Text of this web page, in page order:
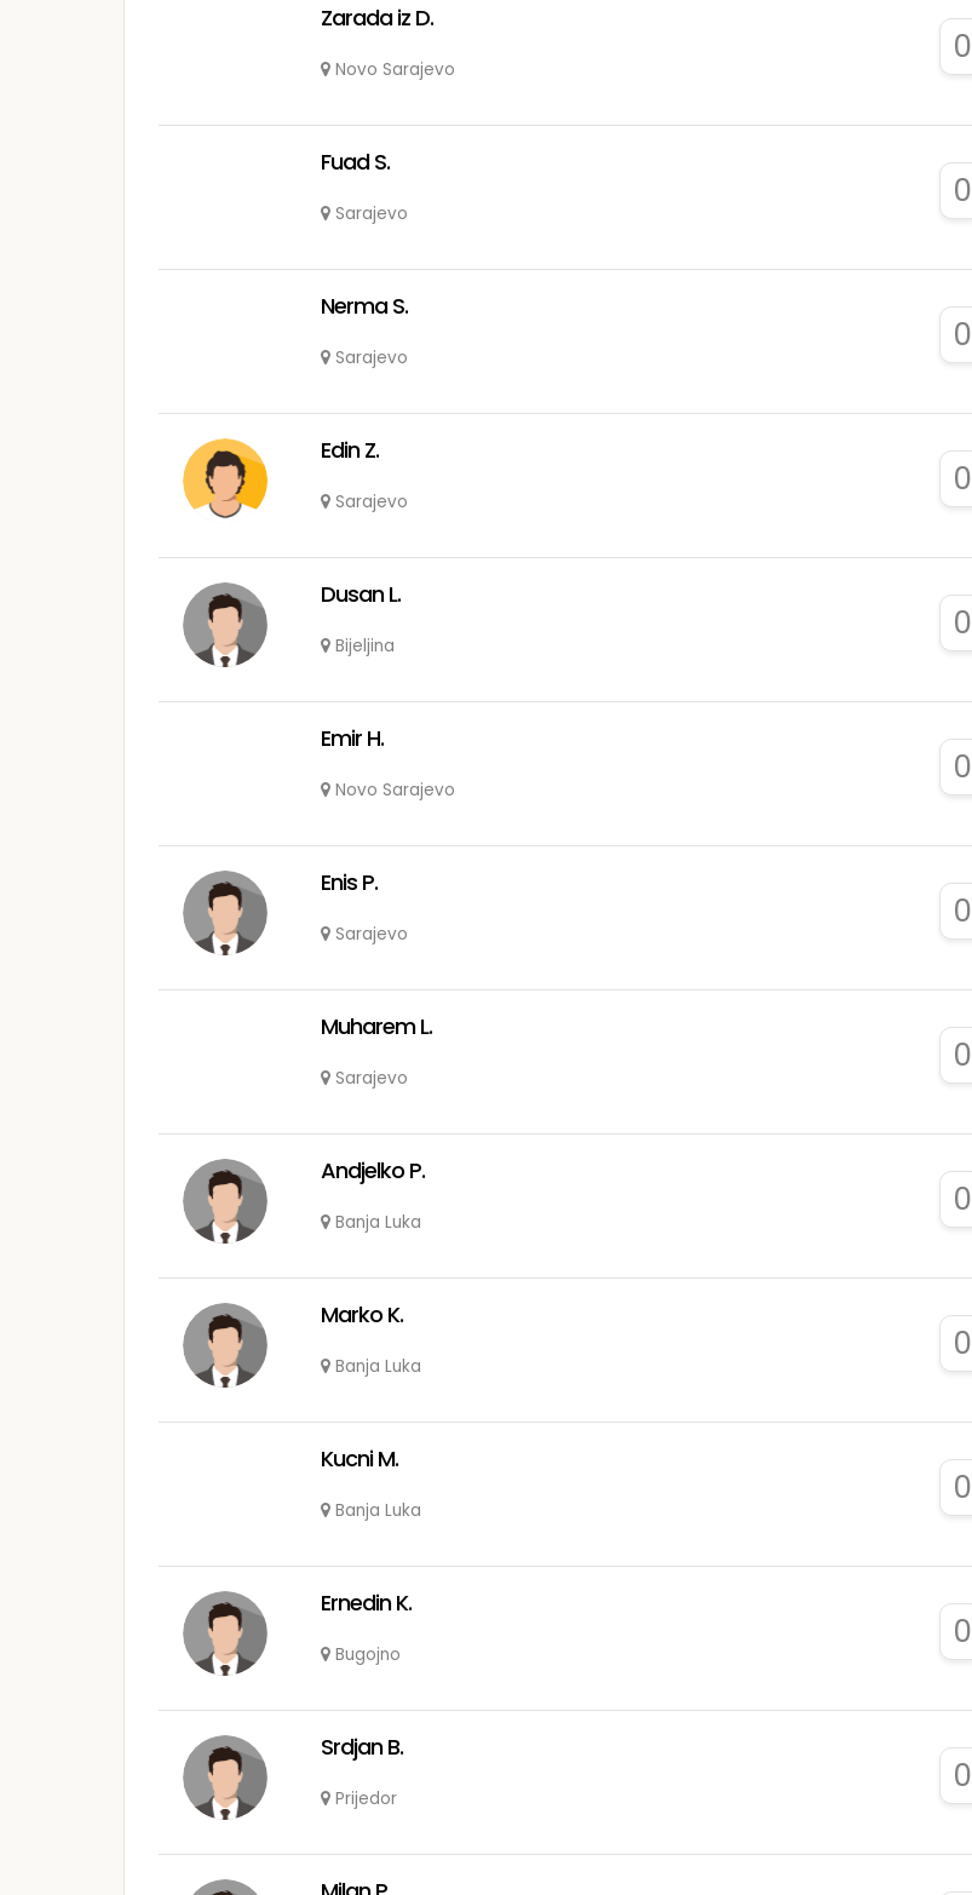
Zarada iz D.
Novo Sarajevo
0
Fuad S.
Sarajevo
0
Nerma S.
Sarajevo
0
Edin Z.
Sarajevo
0
Dusan L.
Bijeljina
0
Emir H.
Novo Sarajevo
0
Enis P.
Sarajevo
0
Muharem L.
Sarajevo
0
Andjelko P.
Banja Luka
0
Marko K.
Banja Luka
0
Kucni M.
Banja Luka
0
Ernedin K.
Bugojno
0
Srdjan B.
Prijedor
0